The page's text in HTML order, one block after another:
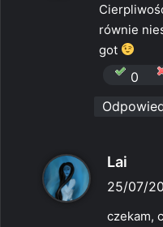
z
e
równie
got
0
Lai
i
25/07/
czekam,